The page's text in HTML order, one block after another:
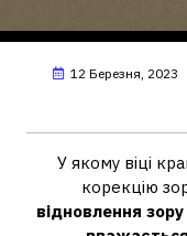
12 Березня, 2023
У якому віці
корекцію
відновлення